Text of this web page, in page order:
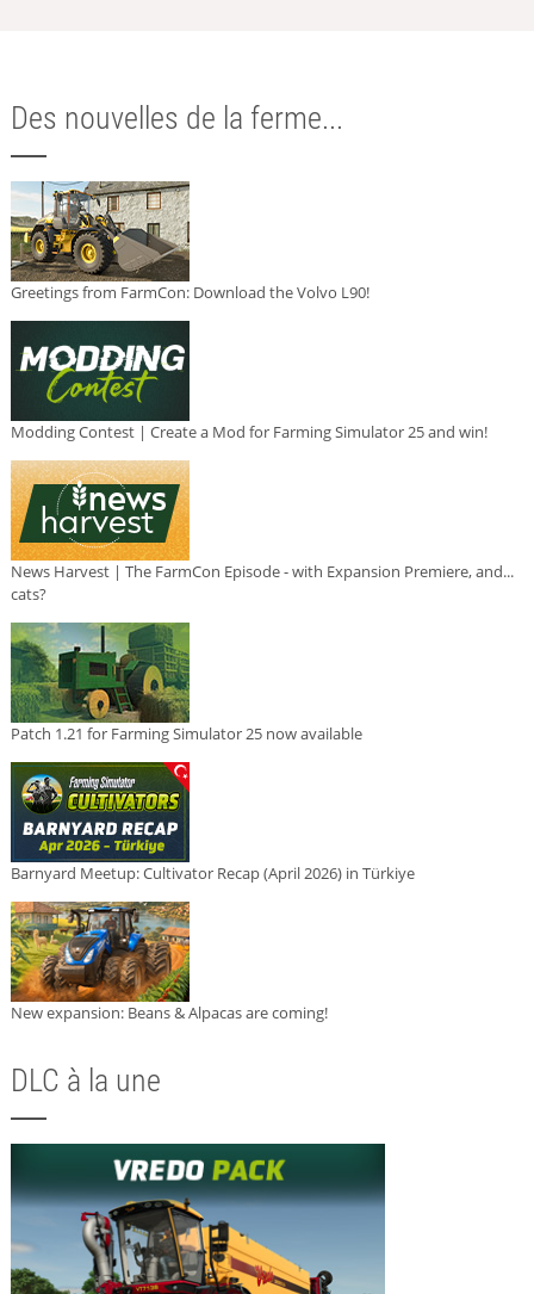
Des nouvelles de la ferme...
Greetings from FarmCon: Download the Volvo L90!
Modding Contest | Create a Mod for Farming Simulator 25 and win!
News Harvest | The FarmCon Episode - with Expansion Premiere, and...
cats?
Patch 1.21 for Farming Simulator 25 now available
Barnyard Meetup: Cultivator Recap (April 2026) in Türkiye
New expansion: Beans & Alpacas are coming!
DLC à la une